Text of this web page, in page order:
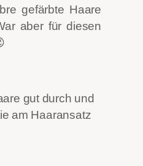
gefärbte Haare
aber für diesen
gut durch und
am Haaransatz